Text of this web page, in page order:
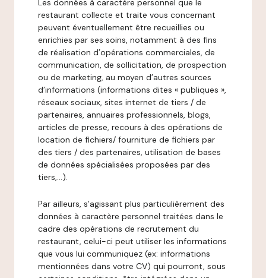
Les données à caractère personnel que le
restaurant collecte et traite vous concernant
peuvent éventuellement être recueillies ou
enrichies par ses soins, notamment à des fins
de réalisation d’opérations commerciales, de
communication, de sollicitation, de prospection
ou de marketing, au moyen d’autres sources
d’informations (informations dites « publiques »,
réseaux sociaux, sites internet de tiers / de
partenaires, annuaires professionnels, blogs,
articles de presse, recours à des opérations de
location de fichiers/ fourniture de fichiers par
des tiers / des partenaires, utilisation de bases
de données spécialisées proposées par des
tiers,…).
Par ailleurs, s’agissant plus particulièrement des
données à caractère personnel traitées dans le
cadre des opérations de recrutement du
restaurant, celui-ci peut utiliser les informations
que vous lui communiquez (ex: informations
mentionnées dans votre CV) qui pourront, sous